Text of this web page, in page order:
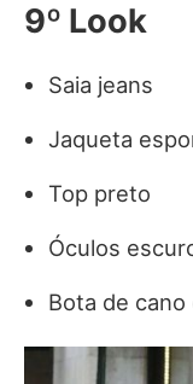
9º Look
Saia jeans
Jaqueta
Top preto
Óculos
Bota de